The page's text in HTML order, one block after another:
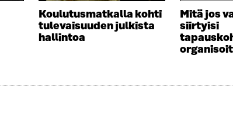
Koulutusmatkalla kohti
tulevaisuuden julkista
hallintoa
Mitä jos
siirtyisi